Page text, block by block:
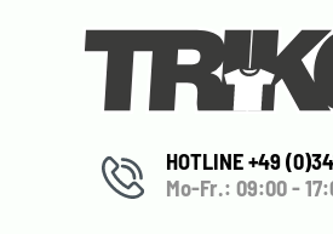
HOTLINE +49
Mo-Fr.: 09:00 -